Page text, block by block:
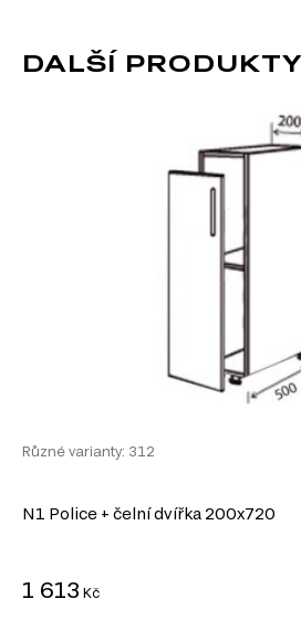
Korpus č. 1 n 200*820 Luxe, 1 ks.
Informace o sérii
Police N1 RioLine Luxe je
nabízí širokou škálu možností pro
DALŠÍ
Různé varianty: 312
N1 Police + čelní dvířka 200x720
1 613 Kč